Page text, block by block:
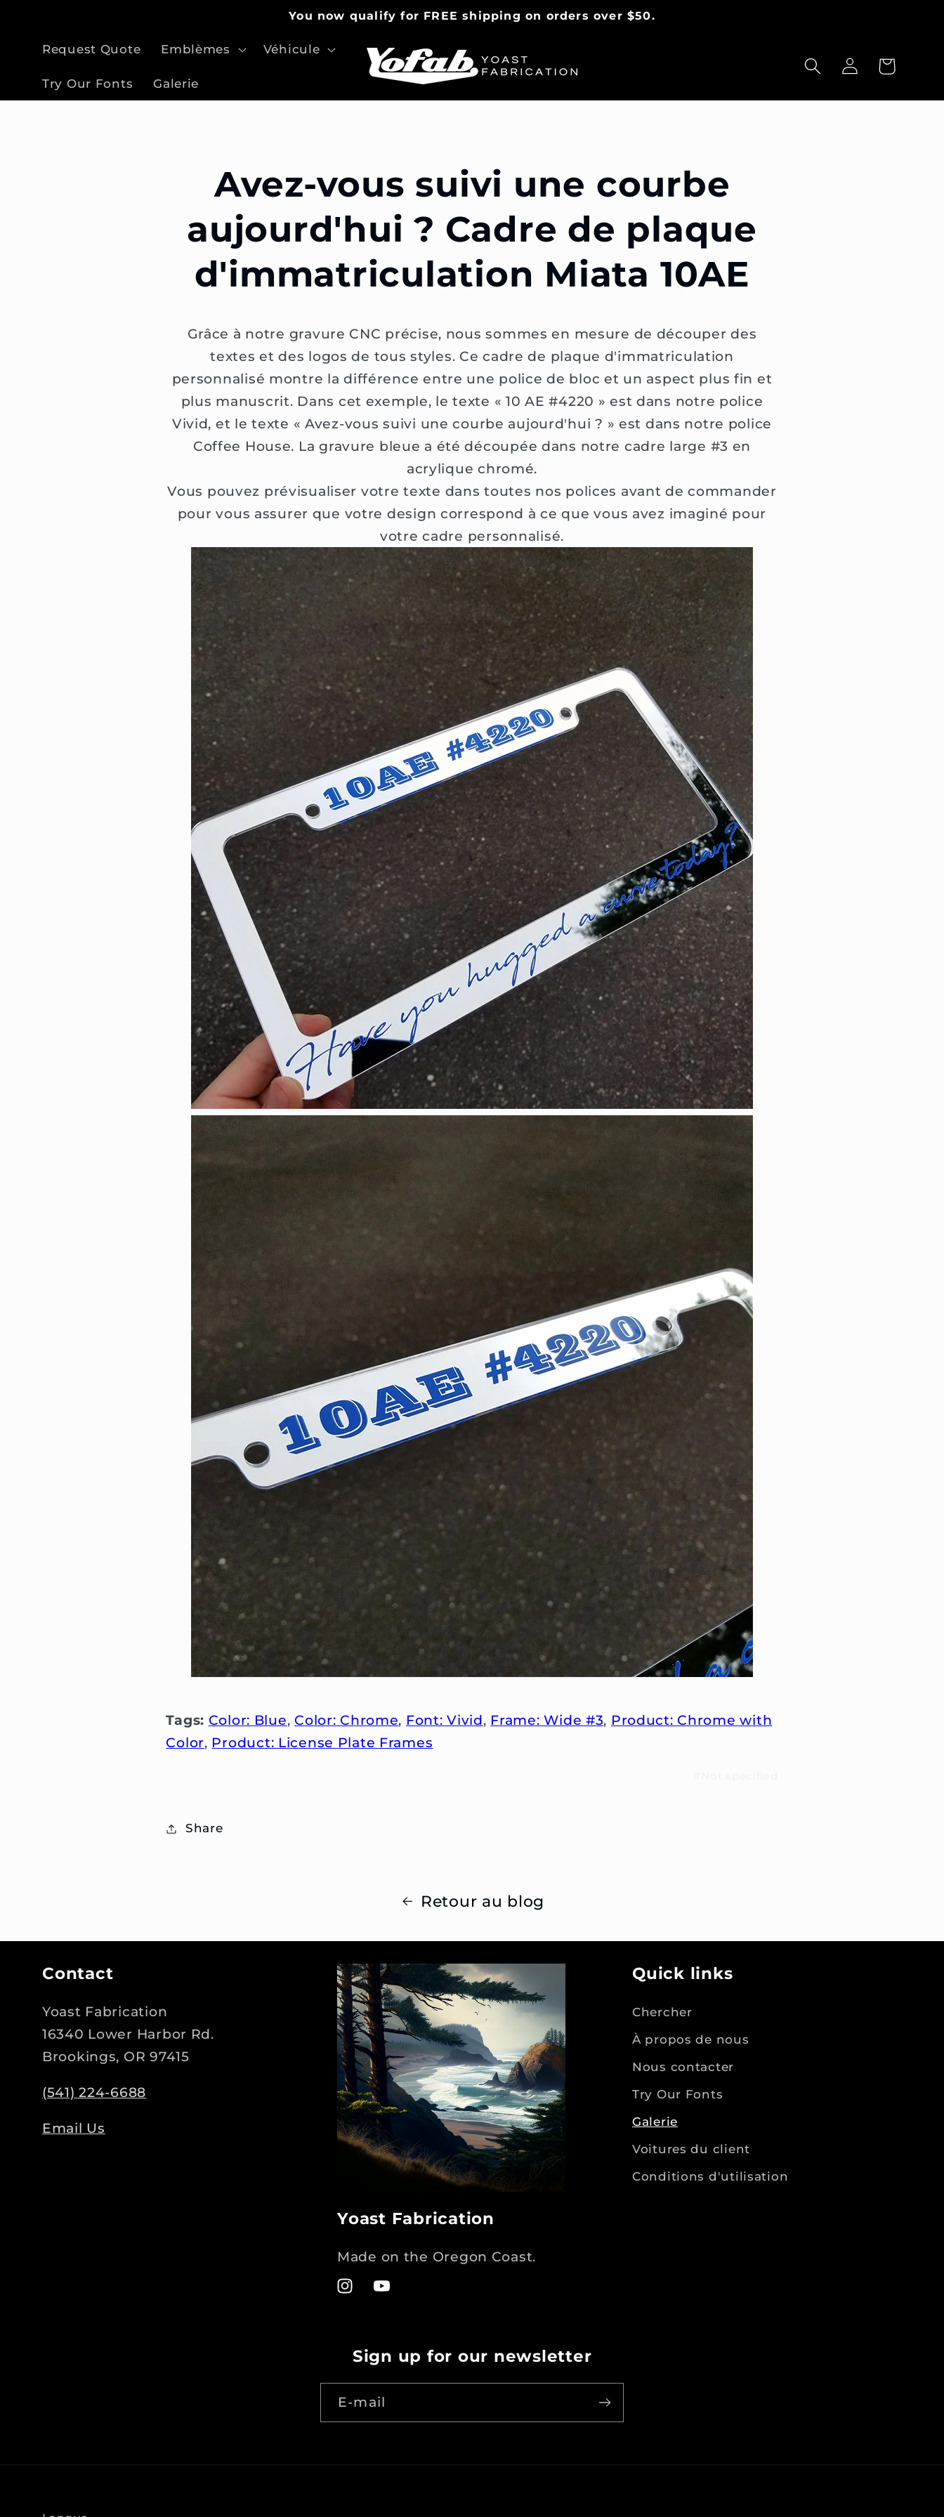
contenu
You now qualify for FREE shipping on orders over $50.
Request Quote Emblèmes Véhicule
Try Our Fonts Galerie
ConnexionPanier
Avez-vous suivi une courbe
aujourd'hui ? Cadre de plaque
d'immatriculation Miata 10AE
Grâce à notre gravure CNC précise, nous sommes en mesure de découper des
textes et des logos de tous styles. Ce cadre de plaque d'immatriculation
personnalisé montre la différence entre une police de bloc et un aspect plus fin et
plus manuscrit. Dans cet exemple, le texte « 10 AE #4220 » est dans notre police
Vivid, et le texte « Avez-vous suivi une courbe aujourd'hui ? » est dans notre police
Coffee House. La gravure bleue a été découpée dans notre cadre large #3 en
acrylique chromé.
Vous pouvez prévisualiser votre texte dans toutes nos polices avant de commander
pour vous assurer que votre design correspond à ce que vous avez imaginé pour
votre cadre personnalisé.
Tags: Color: Blue, Color: Chrome, Font: Vivid, Frame: Wide #3, Product: Chrome with
Color, Product: License Plate Frames
Share
Retour au blog
Contact
Yoast Fabrication
16340 Lower Harbor Rd.
Brookings, OR 97415
(541) 224-6688
Email Us
Yoast Fabrication
Made on the Oregon Coast.
InstagramYouTube
Quick links
Chercher
À propos de nous
Nous contacter
Try Our Fonts
Galerie
Voitures du client
Conditions d'utilisation
Sign up for our newsletter
E-mail